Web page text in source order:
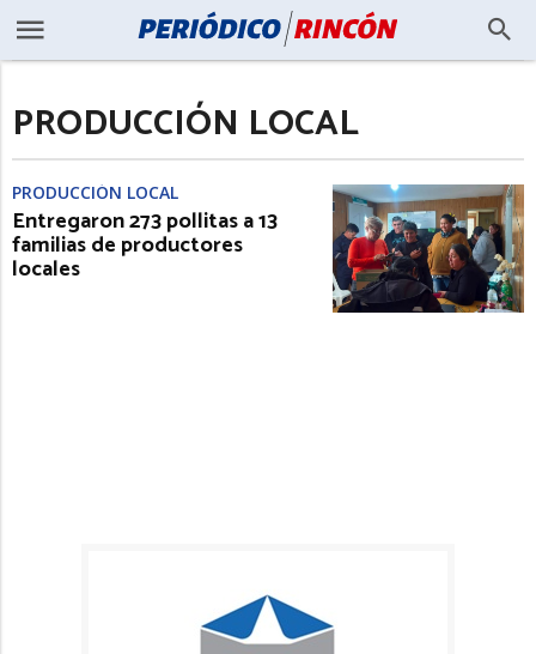
PRODUCCIÓN LOCAL
PRODUCCIÓN LOCAL
Entregaron 273 pollitas a 13
familias de productores
locales